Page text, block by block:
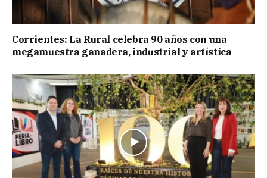
Corrientes: La Rural celebra 90 años con una
megamuestra ganadera, industrial y artística